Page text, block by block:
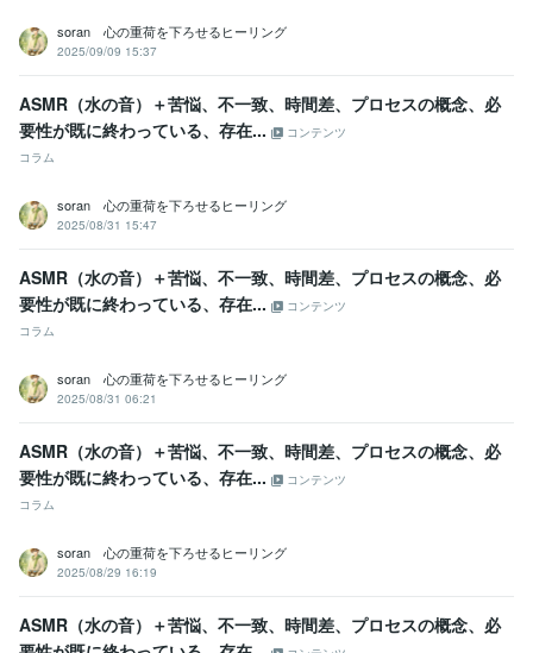
ライティング・翻訳 シナリオ、作詞、スピーチ文、ブログなど
作詞 スピーチ シナリオ
作詞 作曲 音楽 DTM ピアノ 楽器 直感 霊感
セラピー
洞察力
soran 心の重荷を下ろせるヒーリング
2025/09/09 15:37
ASMR（水の音）＋苦悩、不一致、時間差、プロセスの概念、必
要性が既に終わっている、存在...
コンテンツ
コラム
soran 心の重荷を下ろせるヒーリング
2025/08/31 15:47
ASMR（水の音）＋苦悩、不一致、時間差、プロセスの概念、必
要性が既に終わっている、存在...
コンテンツ
コラム
soran 心の重荷を下ろせるヒーリング
2025/08/31 06:21
ASMR（水の音）＋苦悩、不一致、時間差、プロセスの概念、必
要性が既に終わっている、存在...
コンテンツ
コラム
soran 心の重荷を下ろせるヒーリング
2025/08/29 16:19
ASMR（水の音）＋苦悩、不一致、時間差、プロセスの概念、必